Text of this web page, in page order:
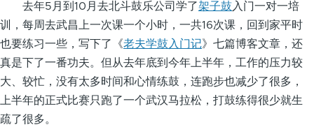
去年5月到10月去北斗鼓乐公司学了架子鼓入门一对一培
训，每周去武昌上一次课一个小时，一共16次课，回到家平时
也要练习一些，写下了《老夫学鼓入门记》七篇博客文章，还
真是下了一番功夫。但从去年底到今年上半年，工作的压力较
大、较忙，没有太多时间和心情练鼓，连跑步也减少了很多，
上半年的正式比赛只跑了一个武汉马拉松，打鼓练得很少就生
疏了很多。